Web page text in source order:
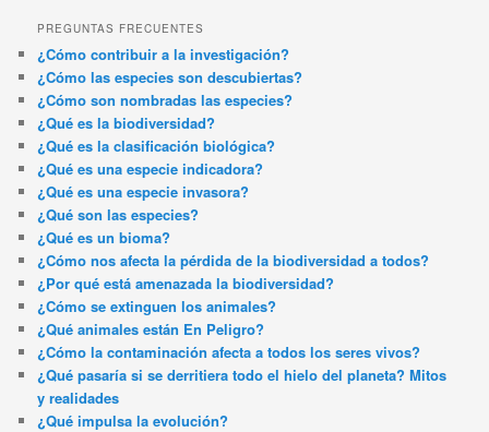
PREGUNTAS FRECUENTES
¿Cómo contribuir a la investigación?
¿Cómo las especies son descubiertas?
¿Cómo son nombradas las especies?
¿Qué es la biodiversidad?
¿Qué es la clasificación biológica?
¿Qué es una especie indicadora?
¿Qué es una especie invasora?
¿Qué son las especies?
¿Qué es un bioma?
¿Cómo nos afecta la pérdida de la biodiversidad a todos?
¿Por qué está amenazada la biodiversidad?
¿Cómo se extinguen los animales?
¿Qué animales están En Peligro?
¿Cómo la contaminación afecta a todos los seres vivos?
¿Qué pasaría si se derritiera todo el hielo del planeta? Mitos
y realidades
¿Qué impulsa la evolución?